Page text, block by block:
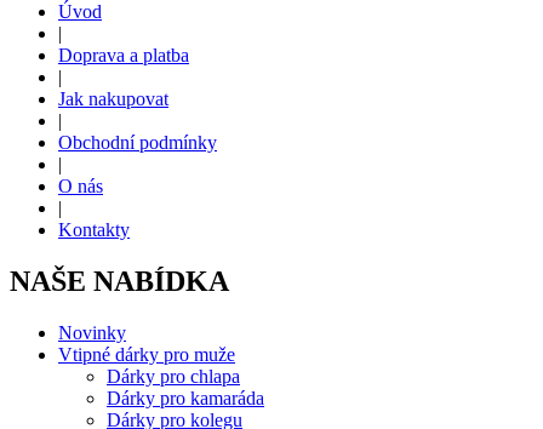
Úvod
|
Doprava a platba
|
Jak nakupovat
|
Obchodní podmínky
|
O nás
|
Kontakty
NAŠE NABÍDKA
Novinky
Vtipné dárky pro muže
Dárky pro chlapa
Dárky pro kamaráda
Dárky pro kolegu